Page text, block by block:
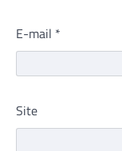
E-mail *
Site